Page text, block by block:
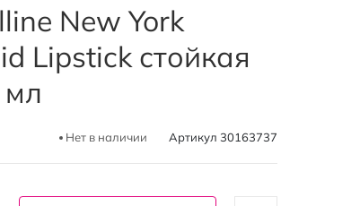
New York
Lipstick стойкая
Нет в наличии Артикул 30163737